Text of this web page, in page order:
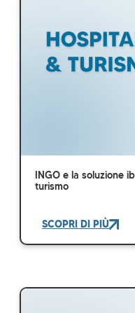
INGO e la soluzione
turismo
SCOPRI DI PIÙ